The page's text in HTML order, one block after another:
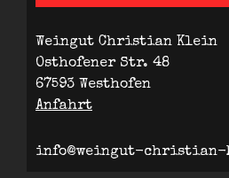
Weingut Christian Klein
Osthofener Str. 48
67593 Westhofen
Anfahrt
info@weingut-